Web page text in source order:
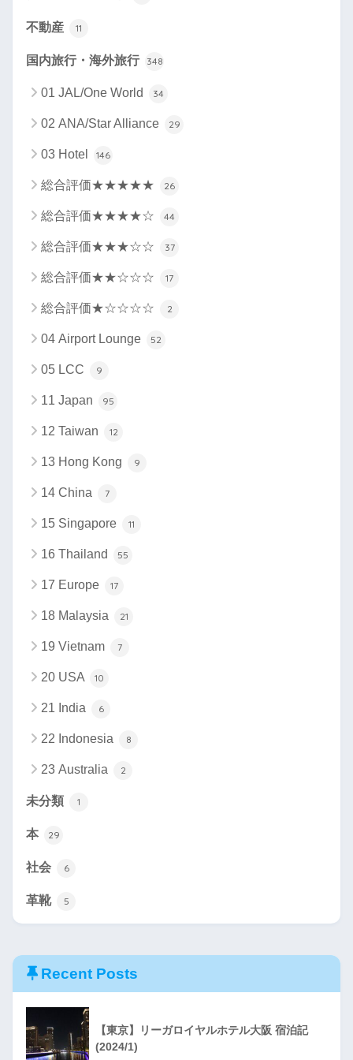
不動産 11
国内旅行・海外旅行 348
01 JAL/One World 34
02 ANA/Star Alliance 29
03 Hotel 146
総合評価★★★★★ 26
総合評価★★★★☆ 44
総合評価★★★☆☆ 37
総合評価★★☆☆☆ 17
総合評価★☆☆☆☆ 2
04 Airport Lounge 52
05 LCC 9
11 Japan 95
12 Taiwan 12
13 Hong Kong 9
14 China 7
15 Singapore 11
16 Thailand 55
17 Europe 17
18 Malaysia 21
19 Vietnam 7
20 USA 10
21 India 6
22 Indonesia 8
23 Australia 2
未分類 1
本 29
社会 6
革靴 5
Recent Posts
【東京】リーガロイヤルホテル大阪 宿泊記
(2024/1)